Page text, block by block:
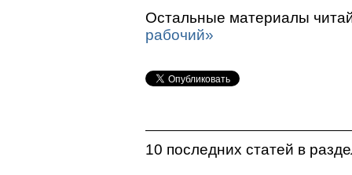
Остальные материалы
рабочий»
10 последних статей в